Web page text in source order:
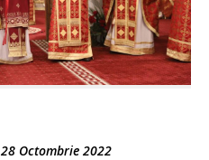
28 Octombrie 2022